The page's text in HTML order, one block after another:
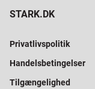
STARK.DK
Privatlivspolitik
Handelsbetingelser
Tilgængelighed